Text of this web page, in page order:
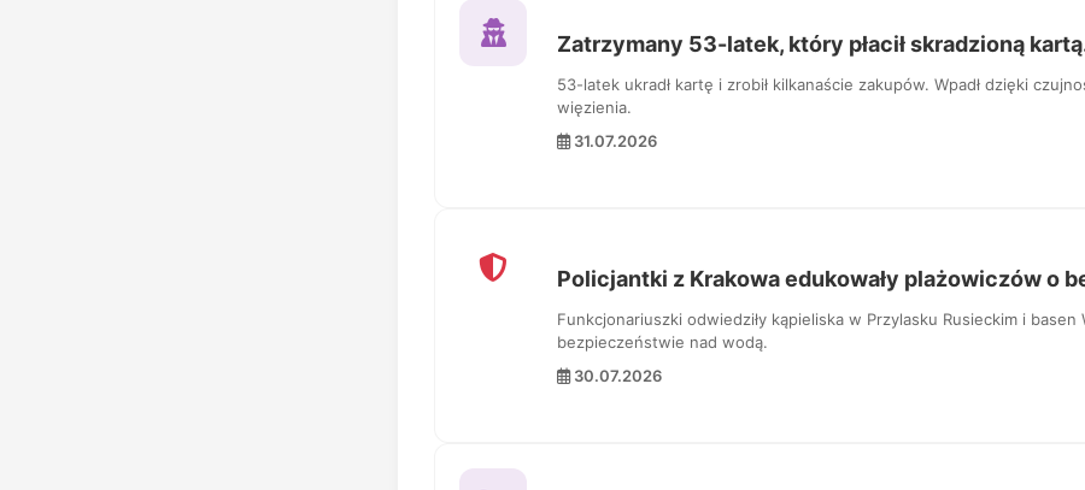
Zatrzymany 53-latek, który płacił skradzioną
53-latek ukradł kartę i zrobił kilkanaście zakupów. Wpadł dzięki
więzienia.
31.07.2026
Policjantki z Krakowa edukowały plażowiczów o
Funkcjonariuszki odwiedziły kąpieliska w Przylasku Rusieckim i
bezpieczeństwie nad wodą.
30.07.2026